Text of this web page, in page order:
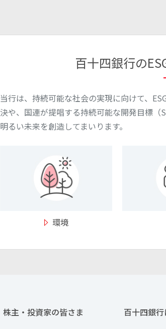
百十四銀行の
当行は、持続可能な社会の実現に向けて、
決や、国連が提唱する持続可能な開発目標（
明るい未来を創造してまいります。
環境
株主・投資家の皆さま 百十四銀